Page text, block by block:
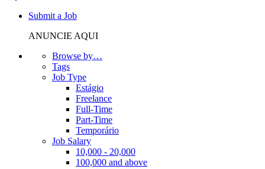
Submit a Job
ANUNCIE AQUI
Browse by…
Tags
Job Type
Estágio
Freelance
Full-Time
Part-Time
Temporário
Job Salary
10,000 - 20,000
100,000 and above